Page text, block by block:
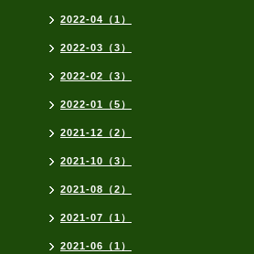
2022-04（1）
2022-03（3）
2022-02（3）
2022-01（5）
2021-12（2）
2021-10（3）
2021-08（2）
2021-07（1）
2021-06（1）